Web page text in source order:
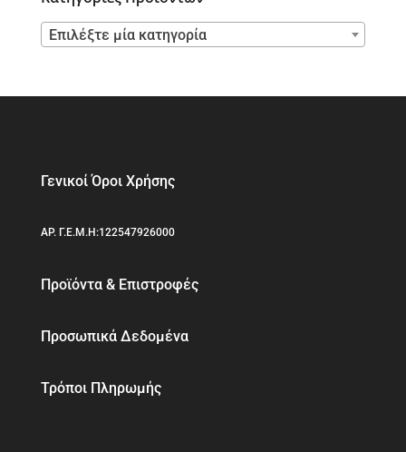
Επιλέξτε μία κατηγορία
Γενικοί Όροι Χρήσης
ΑΡ. Γ.Ε.Μ.Η:122547926000
Προϊόντα & Επιστροφές
Προσωπικά Δεδομένα
Τρόποι Πληρωμής